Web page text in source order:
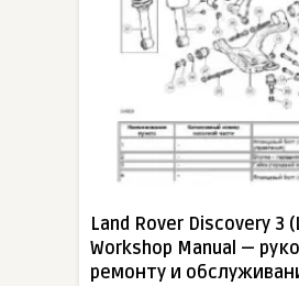
Land Rover Discovery 3
Workshop Manual —
ремонту и